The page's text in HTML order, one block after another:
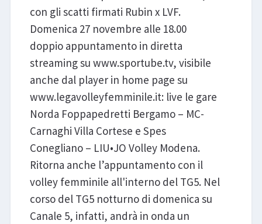
con gli scatti firmati Rubin x LVF.
Domenica 27 novembre alle 18.00
doppio appuntamento in diretta
streaming su www.sportube.tv, visibile
anche dal player in home page su
www.legavolleyfemminile.it: live le gare
Norda Foppapedretti Bergamo – MC-
Carnaghi Villa Cortese e Spes
Conegliano – LIU•JO Volley Modena.
Ritorna anche l’appuntamento con il
volley femminile all'interno del TG5. Nel
corso del TG5 notturno di domenica su
Canale 5, infatti, andrà in onda un